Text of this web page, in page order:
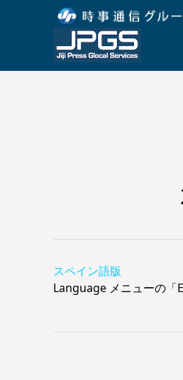
スペイン語版
Language メニューの「